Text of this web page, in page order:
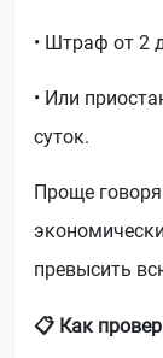
• Штраф от 2
• Или
суток.
Проще
превысить
📋 Как